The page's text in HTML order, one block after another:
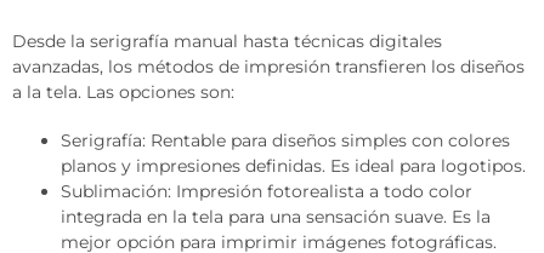
Desde la serigrafía manual hasta técnicas digitales
avanzadas, los métodos de impresión transfieren los diseños
a la tela. Las opciones son:
Serigrafía: Rentable para diseños simples con colores
planos y impresiones definidas. Es ideal para logotipos.
Sublimación: Impresión fotorealista a todo color
integrada en la tela para una sensación suave. Es la
mejor opción para imprimir imágenes fotográficas.